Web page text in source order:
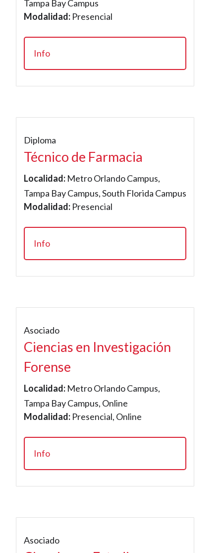
Tampa Bay Campus
Modalidad: Presencial
Info
Diploma
Técnico de Farmacia
Localidad: Metro Orlando Campus,
Tampa Bay Campus, South Florida Campus
Modalidad: Presencial
Info
Asociado
Ciencias en Investigación
Forense
Localidad: Metro Orlando Campus,
Tampa Bay Campus, Online
Modalidad: Presencial, Online
Info
Asociado